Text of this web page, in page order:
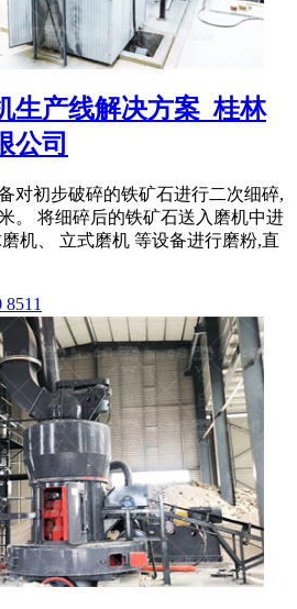
生产线解决方案_桂林
公司
对初步破碎的铁矿石进行二次细碎,
。 将细碎后的铁矿石送入磨机中进
机、 立式磨机 等设备进行磨粉,直